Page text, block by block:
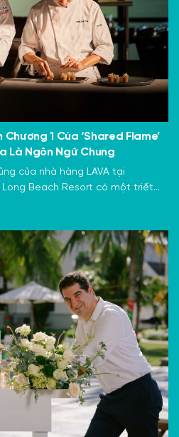
Chương 1 Của ‘Shared Flame’
Là Ngôn Ngữ Chung
của nhà hàng LAVA tại
Beach Resort có một triết...